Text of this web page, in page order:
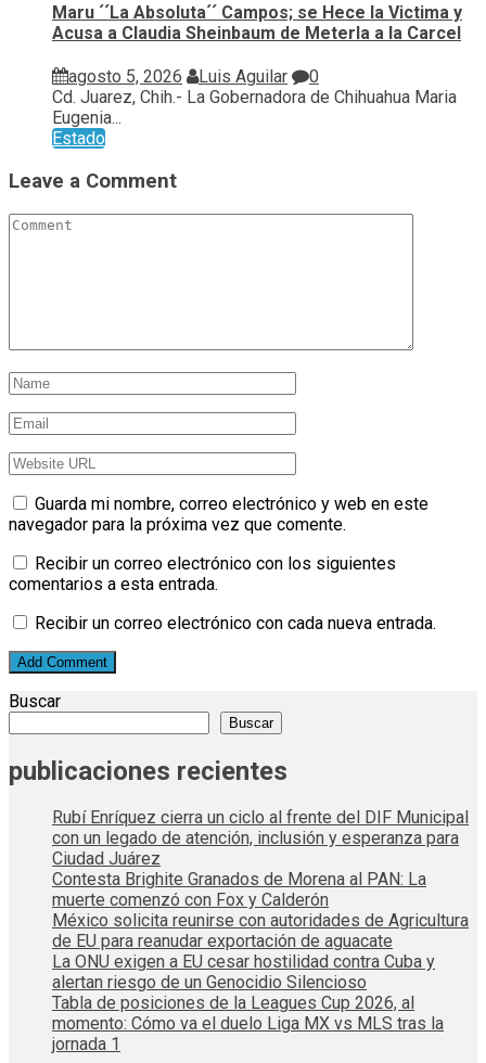
Maru ´´La Absoluta´´ Campos; se Hece la Victima y
Acusa a Claudia Sheinbaum de Meterla a la Carcel
agosto 5, 2026 Luis Aguilar
0
Cd. Juarez, Chih.- La Gobernadora de Chihuahua Maria
Eugenia...
Estado
Leave a Comment
Guarda mi nombre, correo electrónico y web en este
navegador para la próxima vez que comente.
Recibir un correo electrónico con los siguientes
comentarios a esta entrada.
Recibir un correo electrónico con cada nueva entrada.
Buscar
Buscar
publicaciones recientes
Rubí Enríquez cierra un ciclo al frente del DIF Municipal
con un legado de atención, inclusión y esperanza para
Ciudad Juárez
Contesta Brighite Granados de Morena al PAN: La
muerte comenzó con Fox y Calderón
México solicita reunirse con autoridades de Agricultura
de EU para reanudar exportación de aguacate
La ONU exigen a EU cesar hostilidad contra Cuba y
alertan riesgo de un Genocidio Silencioso
Tabla de posiciones de la Leagues Cup 2026, al
momento: Cómo va el duelo Liga MX vs MLS tras la
jornada 1